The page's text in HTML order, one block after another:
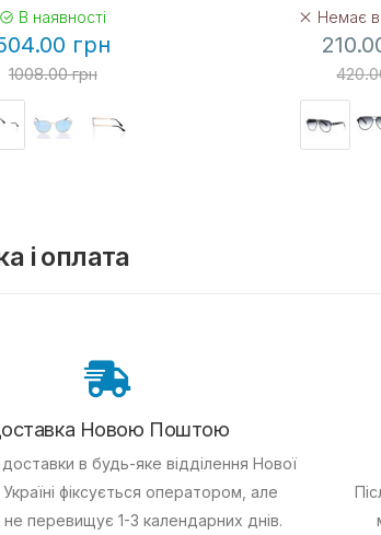
В наявності
грн
1008.00 грн
Немає в
і оплата
Новою Поштою
в будь-яке відділення Нової
фіксується оператором, але
не перевищує 1-3 календарних днів.